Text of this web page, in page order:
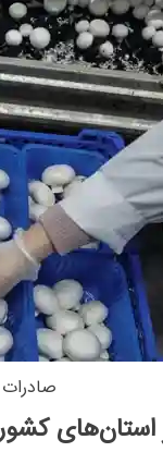
صادرات 2.1 میلیون دلاری قارچ در نیمه
استان‌های